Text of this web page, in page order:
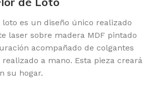
es un diseño único realizado
laser sobre madera MDF pintado
acompañado de colgantes
a mano. Esta pieza creará
su hogar.